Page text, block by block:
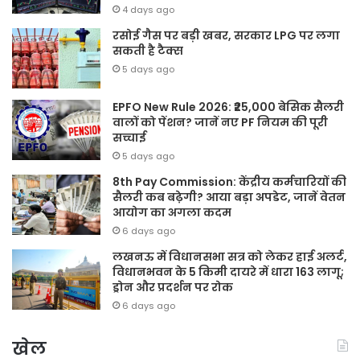
4 days ago
रसोई गैस पर बड़ी खबर, सरकार LPG पर लगा
सकती है टैक्स
5 days ago
EPFO New Rule 2026: ₹25,000 बेसिक सैलरी
वालों को पेंशन? जानें नए PF नियम की पूरी
सच्चाई
5 days ago
8th Pay Commission: केंद्रीय कर्मचारियों की
सैलरी कब बढ़ेगी? आया बड़ा अपडेट, जानें वेतन
आयोग का अगला कदम
6 days ago
लखनऊ में विधानसभा सत्र को लेकर हाई अलर्ट,
विधानभवन के 5 किमी दायरे में धारा 163 लागू;
ड्रोन और प्रदर्शन पर रोक
6 days ago
खेल